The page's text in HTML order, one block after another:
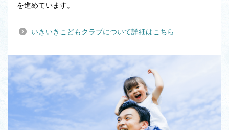
を進めています。
いきいきこどもクラブについて詳細はこちら